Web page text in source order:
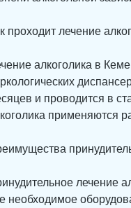
проходит лечение
алкоголика в
и проводится в
применяются
лечение
необходимое